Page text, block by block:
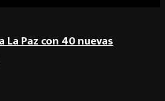
La Paz con 40 nuevas